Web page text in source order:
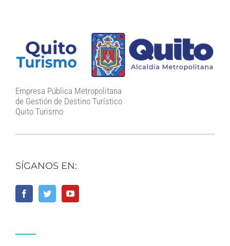
Empresa Pública Metropolitana
de Gestión de Destino Turístico
Quito Turismo
SÍGANOS EN: